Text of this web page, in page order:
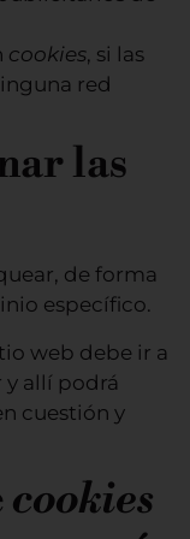
cookies, si las
red
las
de forma
específico.
web debe ir a
y allí podrá
cuestión y
cookies